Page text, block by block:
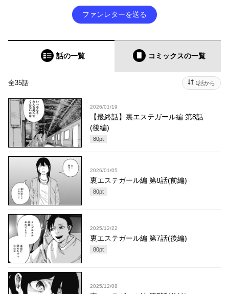
ファンレターを送る
話の一覧 コミックスの一覧
全35話 1話から
2026/01/19
【最終話】裏エステガール編 第8話
(後編)
80pt
2026/01/05
裏エステガール編 第8話(前編)
80pt
2025/12/22
裏エステガール編 第7話(後編)
80pt
2025/12/08